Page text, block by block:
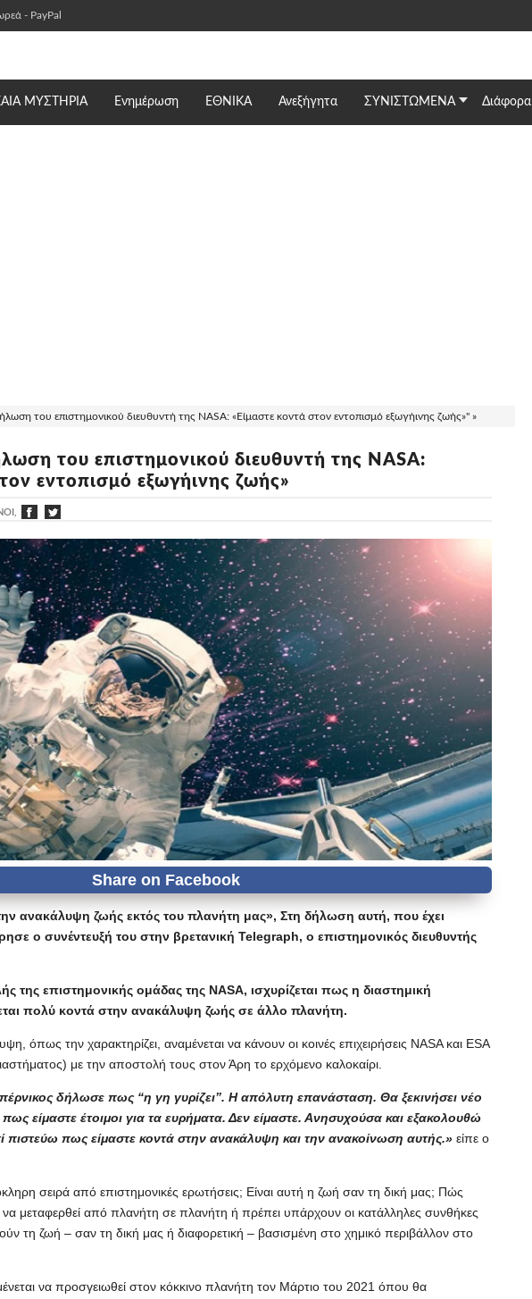
- PayPal
ΜΥΣΤΗΡΙΑ Ενημέρωση ΕΘΝΙΚΆ Ανεξήγητα ΣΥΝΙΣΤΩΜΕΝΑ Διάφορα
του επιστημονικού διευθυντή της NASΑ: «Είμαστε κοντά στον εντοπισμό εξωγήινης ζωής»" »
του επιστημονικού διευθυντή της NASΑ:
εντοπισμό εξωγήινης ζωής»
ανακάλυψη ζωής εκτός του πλανήτη μας», Στη δήλωση αυτή, που έχει
ο συνέντευξή του στην βρετανική Telegraph, ο επιστημονικός διευθυντής
της επιστημονικής ομάδας της NASA, ισχυρίζεται πως η διαστημική
πολύ κοντά στην ανακάλυψη ζωής σε άλλο πλανήτη.
όπως την χαρακτηρίζει, αναμένεται να κάνουν οι κοινές επιχειρήσεις NASA και ESA
με την αποστολή τους στον Άρη το ερχόμενο καλοκαίρι.
δήλωσε πως “η γη γυρίζει”. Η απόλυτη επανάσταση. Θα ξεκινήσει νέο
είμαστε έτοιμοι για τα ευρήματα. Δεν είμαστε. Ανησυχούσα και εξακολουθώ
πιστεύω πως είμαστε κοντά στην ανακάλυψη και την ανακοίνωση αυτής.» είπε ο
σειρά από επιστημονικές ερωτήσεις; Είναι αυτή η ζωή σαν τη δική μας; Πώς
μεταφερθεί από πλανήτη σε πλανήτη ή πρέπει υπάρχουν οι κατάλληλες συνθήκες
τη ζωή – σαν τη δική μας ή διαφορετική – βασισμένη στο χημικό περιβάλλον στο
να προσγειωθεί στον κόκκινο πλανήτη τον Μάρτιο του 2021 όπου θα